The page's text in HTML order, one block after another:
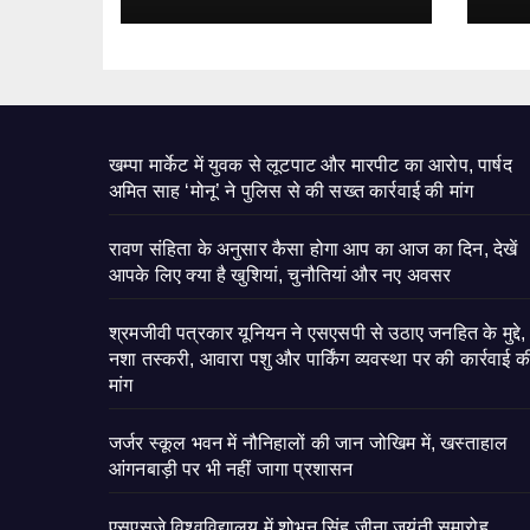
खम्पा मार्केट में युवक से लूटपाट और मारपीट का आरोप, पार्षद
अमित साह ‘मोनू’ ने पुलिस से की सख्त कार्रवाई की मांग
रावण संहिता के अनुसार कैसा होगा आप का आज का दिन, देखें
आपके लिए क्या है खुशियां, चुनौतियां और नए अवसर
श्रमजीवी पत्रकार यूनियन ने एसएसपी से उठाए जनहित के मुद्दे,
नशा तस्करी, आवारा पशु और पार्किंग व्यवस्था पर की कार्रवाई
मांग
जर्जर स्कूल भवन में नौनिहालों की जान जोखिम में, खस्ताहाल
आंगनबाड़ी पर भी नहीं जागा प्रशासन